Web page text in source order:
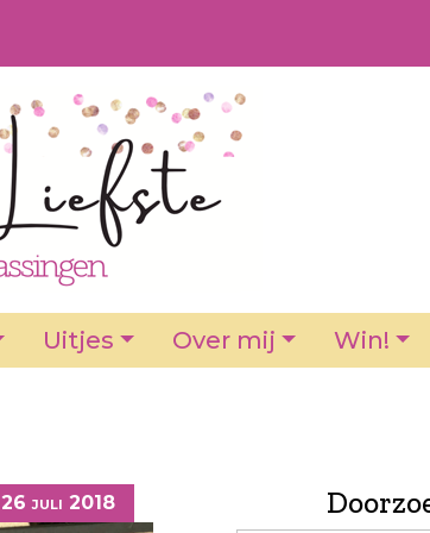
Uitjes Over mij Win!
26 juli 2018